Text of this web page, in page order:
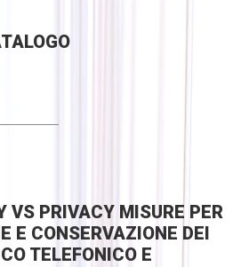
VS PRIVACY MISURE PER
E CONSERVAZIONE DEI
TELEFONICO E